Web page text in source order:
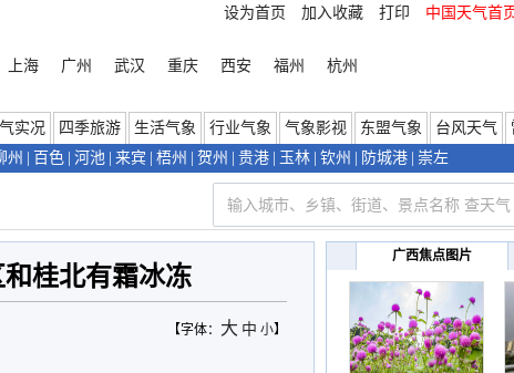
设为首页 加入收藏 打印 中国天气首
上海 广州 武汉 重庆 西安 福州 杭州
实况 四季旅游 生活气象 行业气象 气象影视 东盟气象 台风天气
州 百色 河池 来宾 梧州 贺州 贵港 玉林 钦州 防城港 崇左
桂北有霜冰冻
【字体： 大 中 小】
广西焦点图片